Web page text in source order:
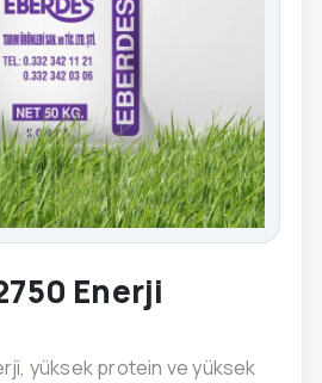
Enerji
yüksek protein ve yüksek